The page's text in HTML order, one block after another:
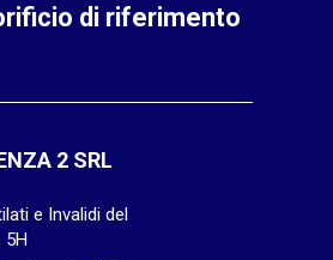
di riferimento
2 SRL
e Invalidi del
5H